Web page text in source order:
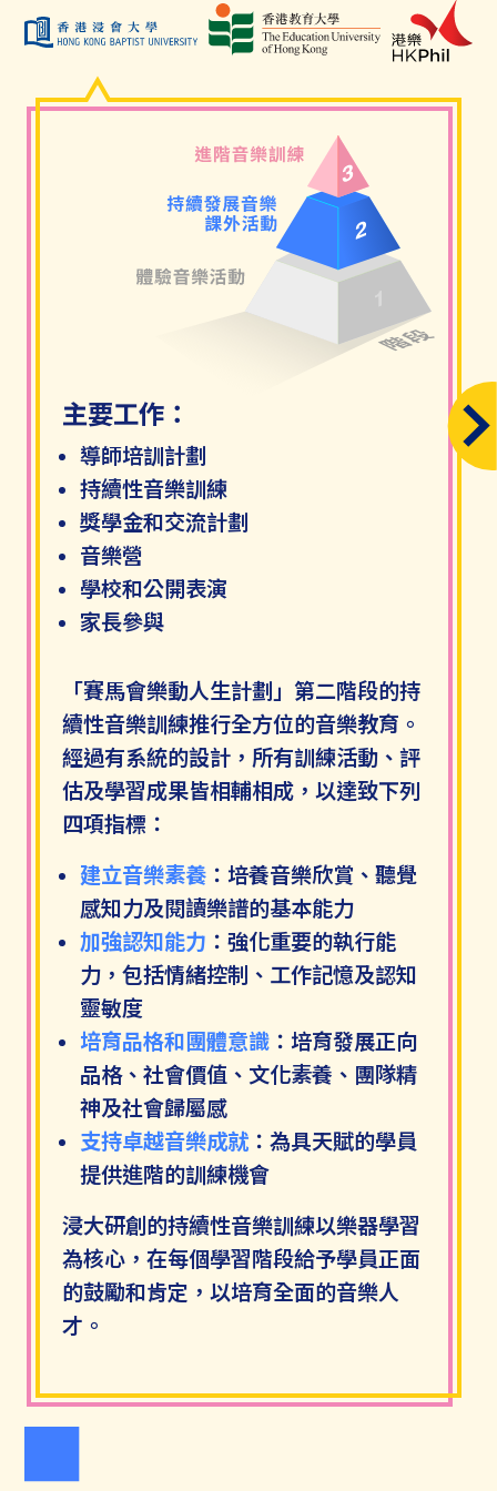
主要工作：
導師培訓計劃
持續性音樂訓練
獎學金和交流計劃
音樂營
學校和公開表演
家長參與
「賽馬會樂動人生計劃」第二階段的持
續性音樂訓練推行全方位的音樂教育。
經過有系統的設計，所有訓練活動、評
估及學習成果皆相輔相成，以達致下列
四項指標：
建立音樂素養 ：培養音樂欣賞、聽覺
感知力及閱讀樂譜的基本能力
加強認知能力 ：強化重要的執行能
力，包括情緒控制、工作記憶及認知
靈敏度
培育品格和團體意識 ：培育發展正向
品格、社會價值、文化素養、團隊精
神及社會歸屬感
支持卓越音樂成就 ：為具天賦的學員
提供進階的訓練機會
浸大研創的持續性音樂訓練以樂器學習
為核心，在每個學習階段給予學員正面
的鼓勵和肯定，以培育全面的音樂人
才。